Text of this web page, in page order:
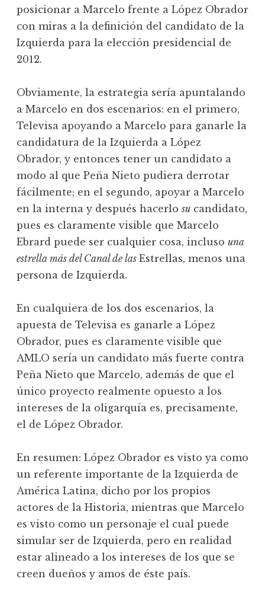
posicionar a Marcelo frente a López Obrador
con miras a la definición del candidato de la
Izquierda para la elección presidencial de
2012.
Obviamente, la estrategia sería apuntalando
a Marcelo en dos escenarios: en el primero,
Televisa apoyando a Marcelo para ganarle la
candidatura de la Izquierda a López
Obrador, y entonces tener un candidato a
modo al que Peña Nieto pudiera derrotar
fácilmente; en el segundo, apoyar a Marcelo
en la interna y después hacerlosu candidato,
pues es claramente visible que Marcelo
Ebrard puede ser cualquier cosa, incluso una
estrella más del Canal de las Estrellas, menos una
persona de Izquierda.
En cualquiera de los dos escenarios, la
apuesta de Televisa es ganarle a López
Obrador, pues es claramente visible que
AMLO sería un candidato más fuerte contra
Peña Nieto que Marcelo, además de que el
único proyecto realmente opuesto a los
intereses de la oligarquía es, precisamente,
el de López Obrador.
En resumen: López Obrador es visto ya como
un referente importante de la Izquierda de
América Latina, dicho por los propios
actores de la Historia, mientras que Marcelo
es visto como un personaje el cual puede
simular ser de Izquierda, pero en realidad
estar alineado a los intereses de los que se
creen dueños y amos de éste país.